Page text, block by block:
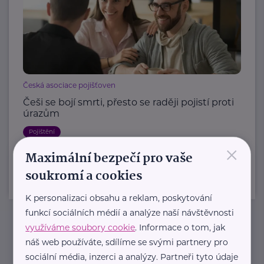
Česká asociace pojišťoven
Češi se bojí smrti, přesto se raději pojistí proti
úrazům
Pojištění
Newsletter
×
Maximální bezpečí pro vaše
soukromí a cookies
K personalizaci obsahu a reklam, poskytování
funkcí sociálních médií a analýze naší návštěvnosti
využíváme soubory cookie. Informace o tom, jak
náš web používáte, sdílíme se svými partnery pro
sociální média, inzerci a analýzy. Partneři tyto údaje